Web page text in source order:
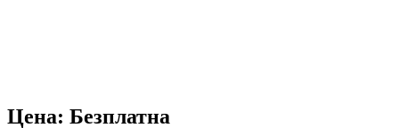
Цена: Безплатна